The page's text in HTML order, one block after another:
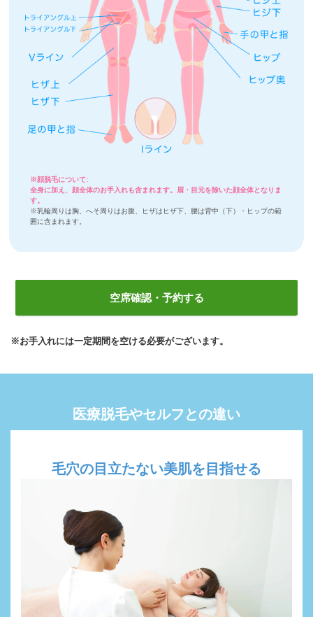
※顔脱毛について:
全身に加え、顔全体のお手入れも含まれます。眉・目元を除いた顔全体となりま
す。
※乳輪周りは胸、へそ周りはお腹、ヒザはヒザ下、腰は背中（下）・ヒップの範
囲に含まれます。
空席確認・予約する
※お手入れには一定期間を空ける必要がございます。
医療脱毛やセルフとの違い
毛穴の目立たない美肌を目指せる